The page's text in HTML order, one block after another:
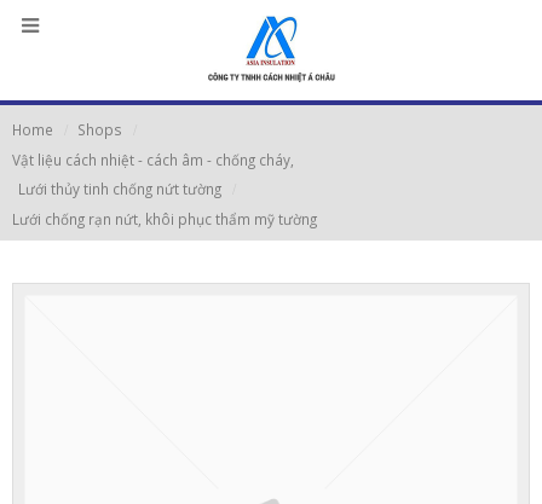
Home
Shops
Vật liệu cách nhiệt - cách âm - chống cháy
Lưới thủy tinh chống nứt tường
Lưới chống rạn nứt, khôi phục thẩm mỹ tường